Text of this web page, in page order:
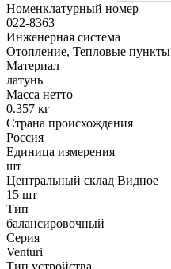
Номенклатурный номер
022-8363
Инженерная система
Отопление, Тепловые пункты
Материал
латунь
Масса нетто
0.357 кг
Страна происхождения
Россия
Единица измерения
шт
Центральный склад Видное
15 шт
Тип
балансировочный
Серия
Venturi
Тип устройства